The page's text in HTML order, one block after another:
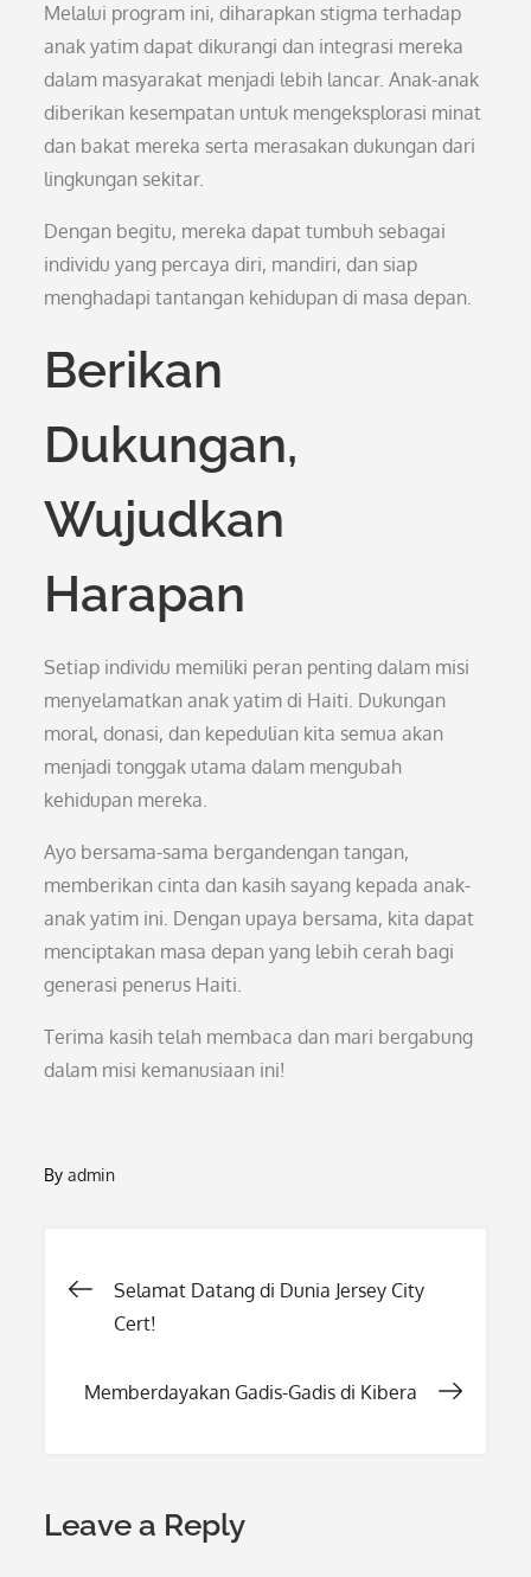
Melalui program ini, diharapkan stigma terhadap
anak yatim dapat dikurangi dan integrasi mereka
dalam masyarakat menjadi lebih lancar. Anak-anak
diberikan kesempatan untuk mengeksplorasi minat
dan bakat mereka serta merasakan dukungan dari
lingkungan sekitar.
Dengan begitu, mereka dapat tumbuh sebagai
individu yang percaya diri, mandiri, dan siap
menghadapi tantangan kehidupan di masa depan.
Berikan
Dukungan,
Wujudkan
Harapan
Setiap individu memiliki peran penting dalam misi
menyelamatkan anak yatim di Haiti. Dukungan
moral, donasi, dan kepedulian kita semua akan
menjadi tonggak utama dalam mengubah
kehidupan mereka.
Ayo bersama-sama bergandengan tangan,
memberikan cinta dan kasih sayang kepada anak-
anak yatim ini. Dengan upaya bersama, kita dapat
menciptakan masa depan yang lebih cerah bagi
generasi penerus Haiti.
Terima kasih telah membaca dan mari bergabung
dalam misi kemanusiaan ini!
Byadmin
Post
Selamat Datang di Dunia Jersey City
Cert!
Memberdayakan Gadis-Gadis di Kibera
Leave a Reply